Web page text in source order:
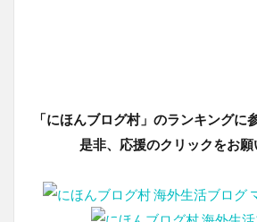
「にほんブログ村」のランキングに
是非、応援のクリックをお願